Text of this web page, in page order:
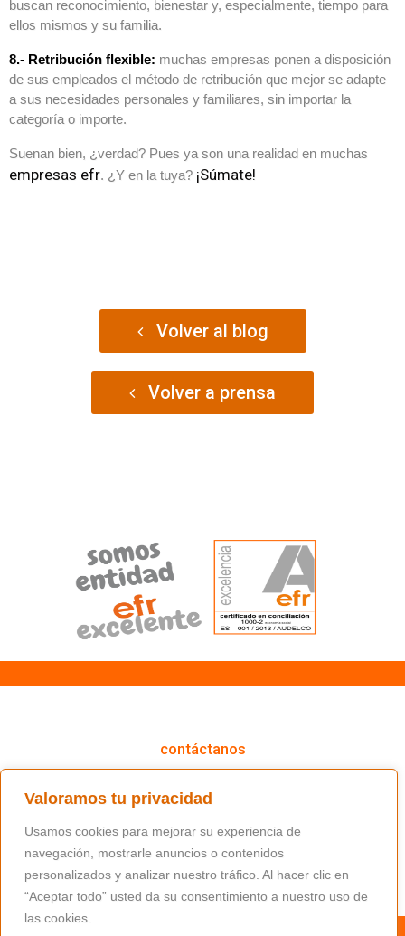
Valoramos tu privacidad
Usamos cookies para mejorar su experiencia de
navegación, mostrarle anuncios o contenidos
personalizados y analizar nuestro tráfico. Al hacer clic en
“Aceptar todo” usted da su consentimiento a nuestro uso de
las cookies.
buscan reconocimiento, bienestar y, especialmente, tiempo para
ellos mismos y su familia.
8.- Retribución flexible: muchas empresas ponen a disposición
de sus empleados el método de retribución que mejor se adapte
a sus necesidades personales y familiares, sin importar la
categoría o importe.
Suenan bien, ¿verdad? Pues ya son una realidad en muchas
empresas efr. ¿Y en la tuya? ¡Súmate!
Volver al blog
Volver a prensa
contáctanos
(+34) 91 766 98 56 / fundacion@masfamilia.org
síguenos en nuestras redes sociales